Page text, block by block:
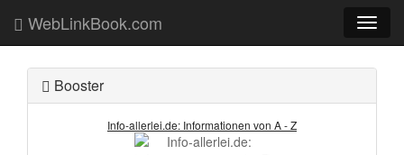
Toggle
WebLinkBook.com
Booster
Info-allerlei.de: Informationen von A - Z